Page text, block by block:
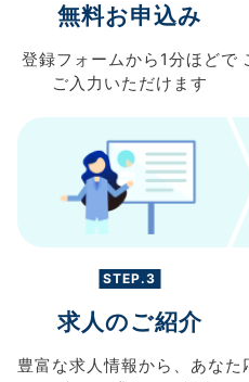
無料お申込み
登録フォームから 1分ほどで
ご入力 いただけます
STEP.3
求人のご紹介
豊富な求人情報から、 あなた